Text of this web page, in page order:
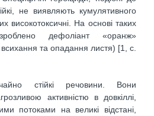
не виявляють кумулятивного
високотоксичні. На основі таких
дефоліант «оранж»
та опадання листя) [1, с.
стійкі речовини. Вони
активністю в довкіллі,
потоками на великі відстані,